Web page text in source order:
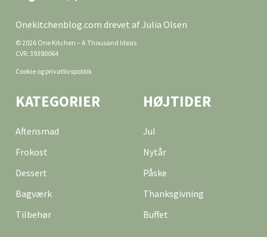
Onekitchenblog.com drevet af Julia Olsen
© 2026 One Kitchen – A Thousand Ideas
CVR: 39380064
Cookie og privatlivspolitik
KATEGORIER
Aftensmad
Frokost
Dessert
Bagværk
Tilbehør
HØJTIDER
Jul
Nytår
Påske
Thanksgivning
Buffet